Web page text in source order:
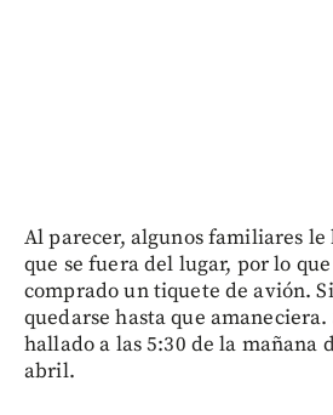
Al parecer, algunos familiares
que se fuera del lugar, por lo
comprado un tiquete de avión.
quedarse hasta que
hallado a las 5:30 de la mañana
abril.